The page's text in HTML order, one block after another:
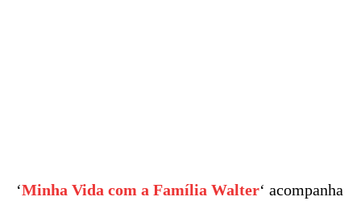
‘Minha Vida com a Família Walter‘ acompanha